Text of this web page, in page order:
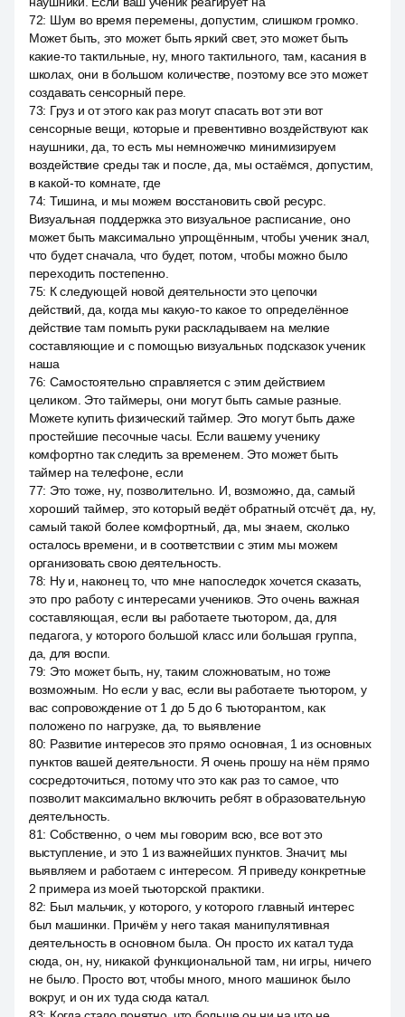
72: Шум во время перемены, допустим, слишком громко.
Может быть, это может быть яркий свет, это может быть
какие-то тактильные, ну, много тактильного, там, касания в
школах, они в большом количестве, поэтому все это может
создавать сенсорный пере.
73: Груз и от этого как раз могут спасать вот эти вот
сенсорные вещи, которые и превентивно воздействуют как
наушники, да, то есть мы немножечко минимизируем
воздействие среды так и после, да, мы остаёмся, допустим,
в какой-то комнате, где
74: Тишина, и мы можем восстановить свой ресурс.
Визуальная поддержка это визуальное расписание, оно
может быть максимально упрощённым, чтобы ученик знал,
что будет сначала, что будет, потом, чтобы можно было
переходить постепенно.
75: К следующей новой деятельности это цепочки
действий, да, когда мы какую-то какое то определённое
действие там помыть руки раскладываем на мелкие
составляющие и с помощью визуальных подсказок ученик
наша
76: Самостоятельно справляется с этим действием
целиком. Это таймеры, они могут быть самые разные.
Можете купить физический таймер. Это могут быть даже
простейшие песочные часы. Если вашему ученику
комфортно так следить за временем. Это может быть
таймер на телефоне, если
77: Это тоже, ну, позволительно. И, возможно, да, самый
хороший таймер, это который ведёт обратный отсчёт, да, ну,
самый такой более комфортный, да, мы знаем, сколько
осталось времени, и в соответствии с этим мы можем
организовать свою деятельность.
78: Ну и, наконец то, что мне напоследок хочется сказать,
это про работу с интересами учеников. Это очень важная
составляющая, если вы работаете тьютором, да, для
педагога, у которого большой класс или большая группа,
да, для воспи.
79: Это может быть, ну, таким сложноватым, но тоже
возможным. Но если у вас, если вы работаете тьютором, у
вас сопровождение от 1 до 5 до 6 тьюторантом, как
положено по нагрузке, да, то выявление
80: Развитие интересов это прямо основная, 1 из основных
пунктов вашей деятельности. Я очень прошу на нём прямо
сосредоточиться, потому что это как раз то самое, что
позволит максимально включить ребят в образовательную
деятельность.
81: Собственно, о чем мы говорим всю, все вот это
выступление, и это 1 из важнейших пунктов. Значит, мы
выявляем и работаем с интересом. Я приведу конкретные
2 примера из моей тьюторской практики.
82: Был мальчик, у которого, у которого главный интерес
был машинки. Причём у него такая манипулятивная
деятельность в основном была. Он просто их катал туда
сюда, он, ну, никакой функциональной там, ни игры, ничего
не было. Просто вот, чтобы много, много машинок было
вокруг, и он их туда сюда катал.